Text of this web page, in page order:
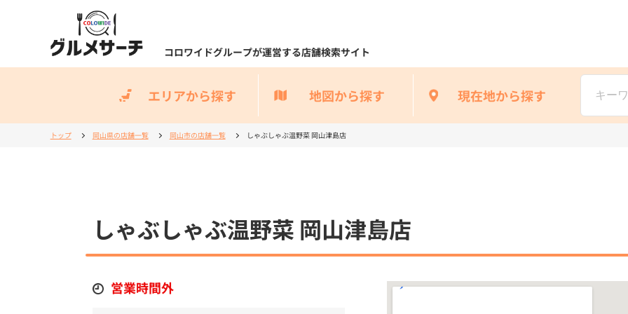
コロワイドグループが運営する店舗検索サイト
エリアから探す 地図から探す 現在地から探す
トップ 岡山県の店舗一覧 岡山市の店舗一覧 しゃぶしゃぶ温野菜 岡山津島店
しゃぶしゃぶ温野菜 岡山津島店
営業時間外